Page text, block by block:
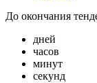
До окончания
дней
часов
минут
секунд